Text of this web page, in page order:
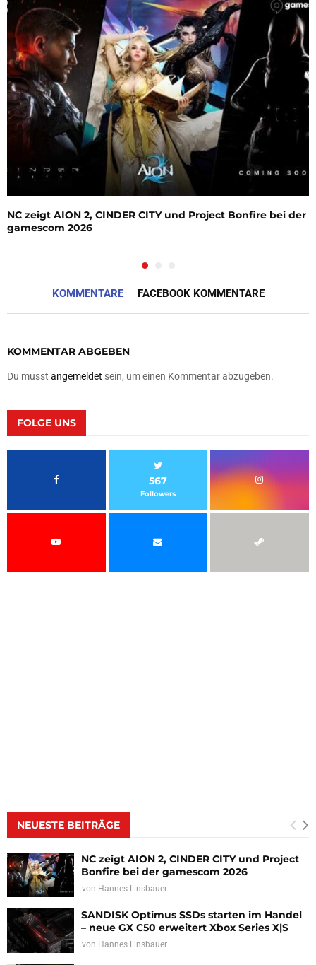
NC zeigt AION 2, CINDER CITY und Project Bonfire bei der
gamescom 2026
KOMMENTARE FACEBOOK KOMMENTARE
KOMMENTAR ABGEBEN
Du musst angemeldet sein, um einen Kommentar abzugeben.
FOLGE UNS
567
Followers
NEUESTE BEITRÄGE
NC zeigt AION 2, CINDER CITY und Project
Bonfire bei der gamescom 2026
von Hannes Linsbauer
SANDISK Optimus SSDs starten im Handel
– neue GX C50 erweitert Xbox Series X|S
von Hannes Linsbauer